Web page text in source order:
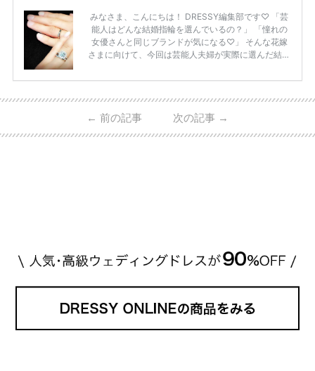
みなさま、こんにちは！ DRESSY編集部です♡ 「芸
能人はどんな結婚指輪を選んでいるの？」 「憧れの
女優さんと同じブランドが気になる♡」 そんな花嫁
さまに向けて、今回は芸能人夫婦が実際に選んだ結婚
ーウィンストンやカルティエ、ティファニーなど世界
日本で人気のブランドまで幅広くご紹介。 さらに、
・愛用している芸能人夫婦 ・リングの特徴や魅力 ・
← 前の記事 次の記事 →